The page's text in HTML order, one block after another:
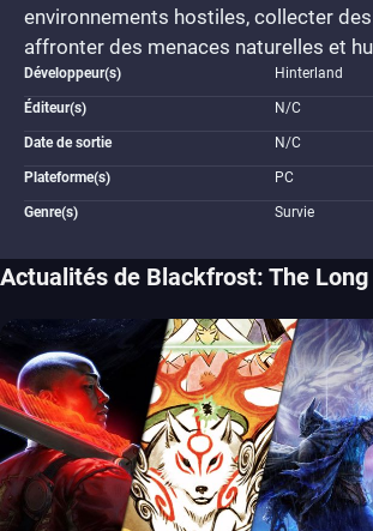
environnements hostiles, collecter
affronter des menaces naturelles et
Développeur(s) Hinterland
Éditeur(s) N/C
Date de sortie N/C
Plateforme(s) PC
Genre(s) Survie
Actualités de Blackfrost: The Long